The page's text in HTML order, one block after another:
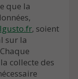
que la
, soient
sur la
collecte des